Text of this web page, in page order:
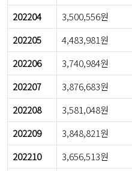
202204
3,500,556원
202205
4,483,981원
202206
3,740,984원
202207
3,876,683원
202208
3,581,048원
202209
3,848,821원
202210
3,656,513원